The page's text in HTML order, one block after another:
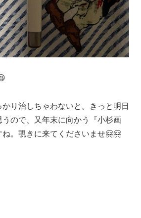
り治しちゃわないと。きっと明日
ので、又年末に向かう『小杉画
。覗きに来てくださいませ🤗🤗